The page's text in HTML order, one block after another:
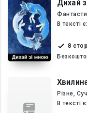
Дихай
В текcті є:
8
Різне,
В текcті є: